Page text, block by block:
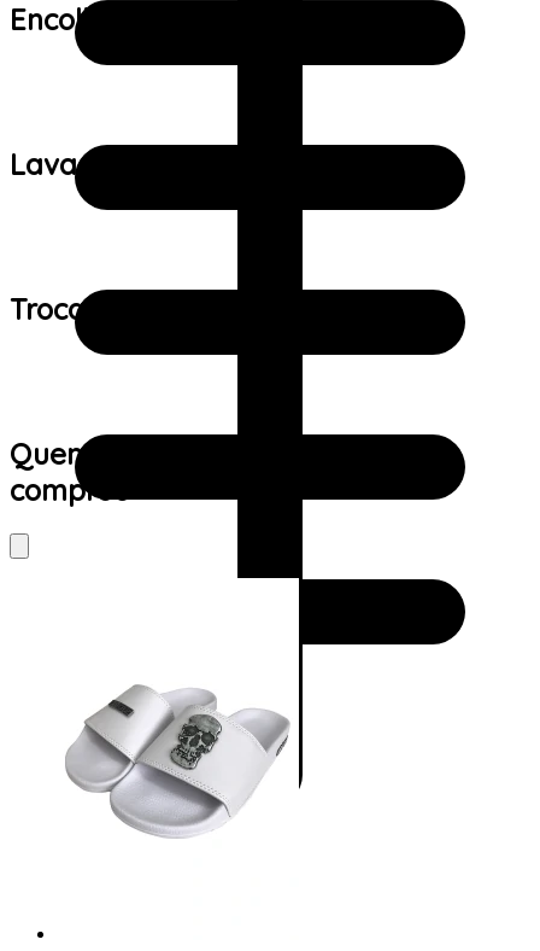
Encolhimento:
Lavagem:
Trocas e devoluções:
Quem viu este produto também
comprou